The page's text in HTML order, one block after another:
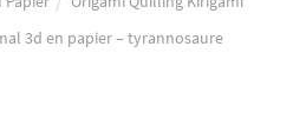
3d en papier – tyrannosaure